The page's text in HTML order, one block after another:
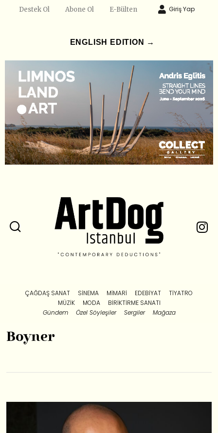
Destek Ol Abone Ol E-Bülten Giriş Yap
ENGLISH EDITION →
ÇAĞDAŞ SANAT SINEMA MIMARI EDEBIYAT
TIYATRO
MÜZIK
MODA
BIRIKTIRME SANATI
Gündem
Özel Söyleşiler Sergiler Mağaza
Boyner